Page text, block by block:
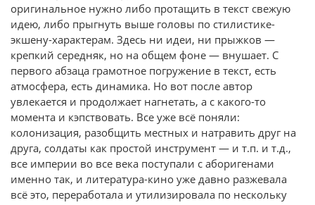
оригинальное нужно либо протащить в текст свежую
идею, либо прыгнуть выше головы по стилистике-
экшену-характерам. Здесь ни идеи, ни прыжков —
крепкий середняк, но на общем фоне — внушает. С
первого абзаца грамотное погружение в текст, есть
атмосфера, есть динамика. Но вот после автор
увлекается и продолжает нагнетать, а с какого-то
момента и кэпствовать. Все уже всё поняли:
колонизация, разобщить местных и натравить друг на
друга, солдаты как простой инструмент — и т.п. и т.д.,
все империи во все века поступали с аборигенами
именно так, и литература-кино уже давно разжевала
всё это, переработала и утилизировала по нескольку